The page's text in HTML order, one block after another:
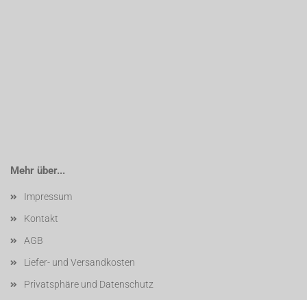
Mehr über...
Impressum
Kontakt
AGB
Liefer- und Versandkosten
Privatsphäre und Datenschutz